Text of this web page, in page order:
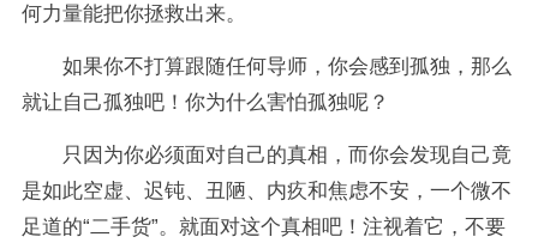
何力量能把你拯救出来。
如果你不打算跟随任何导师，你会感到孤独，那么
就让自己孤独吧！你为什么害怕孤独呢？
只因为你必须面对自己的真相，而你会发现自己竟
是如此空虚、迟钝、丑陋、内疚和焦虑不安，一个微不
足道的“二手货”。就面对这个真相吧！注视着它，不要